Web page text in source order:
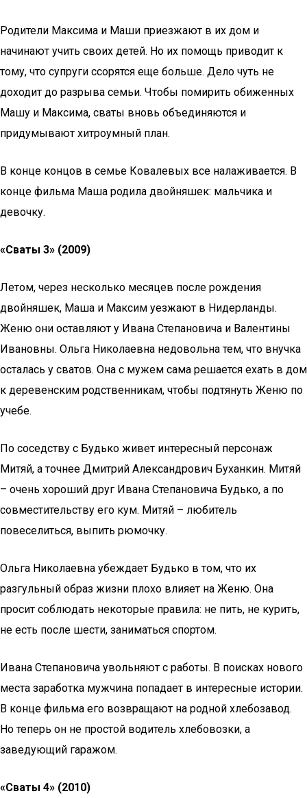
Родители Максима и Маши приезжают в их дом и
начинают учить своих детей. Но их помощь приводит к
тому, что супруги ссорятся еще больше. Дело чуть не
доходит до разрыва семьи. Чтобы помирить обиженных
Машу и Максима, сваты вновь объединяются и
придумывают хитроумный план.
В конце концов в семье Ковалевых все налаживается. В
конце фильма Маша родила двойняшек: мальчика и
девочку.
«Сваты 3» (2009)
Летом, через несколько месяцев после рождения
двойняшек, Маша и Максим уезжают в Нидерланды.
Женю они оставляют у Ивана Степановича и Валентины
Ивановны. Ольга Николаевна недовольна тем, что внучка
осталась у сватов. Она с мужем сама решается ехать в дом
к деревенским родственникам, чтобы подтянуть Женю по
учебе.
По соседству с Будько живет интересный персонаж
Митяй, а точнее Дмитрий Александрович Буханкин. Митяй
– очень хороший друг Ивана Степановича Будько, а по
совместительству его кум. Митяй – любитель
повеселиться, выпить рюмочку.
Ольга Николаевна убеждает Будько в том, что их
разгульный образ жизни плохо влияет на Женю. Она
просит соблюдать некоторые правила: не пить, не курить,
не есть после шести, заниматься спортом.
Ивана Степановича увольняют с работы. В поисках нового
места заработка мужчина попадает в интересные истории.
В конце фильма его возвращают на родной хлебозавод.
Но теперь он не простой водитель хлебовозки, а
заведующий гаражом.
«Сваты 4» (2010)